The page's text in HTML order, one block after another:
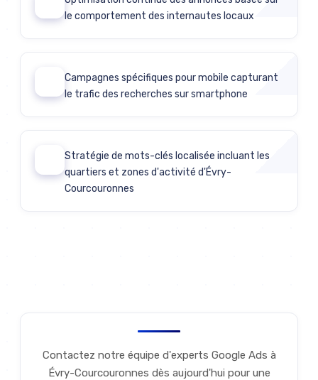
le comportement des internautes locaux
Campagnes spécifiques pour mobile capturant
le trafic des recherches sur smartphone
Stratégie de mots-clés localisée incluant les
quartiers et zones d'activité d'Évry-
Courcouronnes
Contactez notre équipe d'experts Google Ads à
Évry-Courcouronnes dès aujourd'hui pour une